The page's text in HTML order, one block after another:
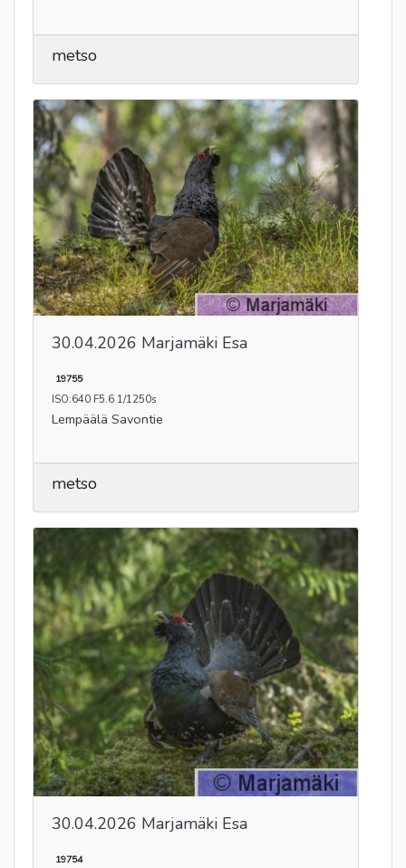
metso
30.04.2026 Marjamäki Esa
19755
ISO:640 F5.6 1/1250s
Lempäälä Savontie
metso
30.04.2026 Marjamäki Esa
19754